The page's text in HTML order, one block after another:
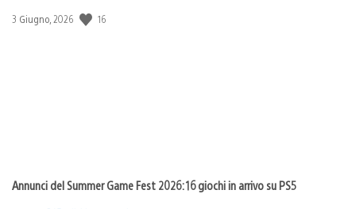
Data
3 Giugno, 2026 16
Annunci del Summer Game Fest 2026: 16 giochi in arrivo su PS5